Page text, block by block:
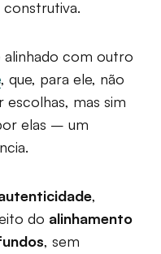
construtiva.
com outro
, que, para ele, não
escolhas, mas sim
elas – um
,
do alinhamento
, sem